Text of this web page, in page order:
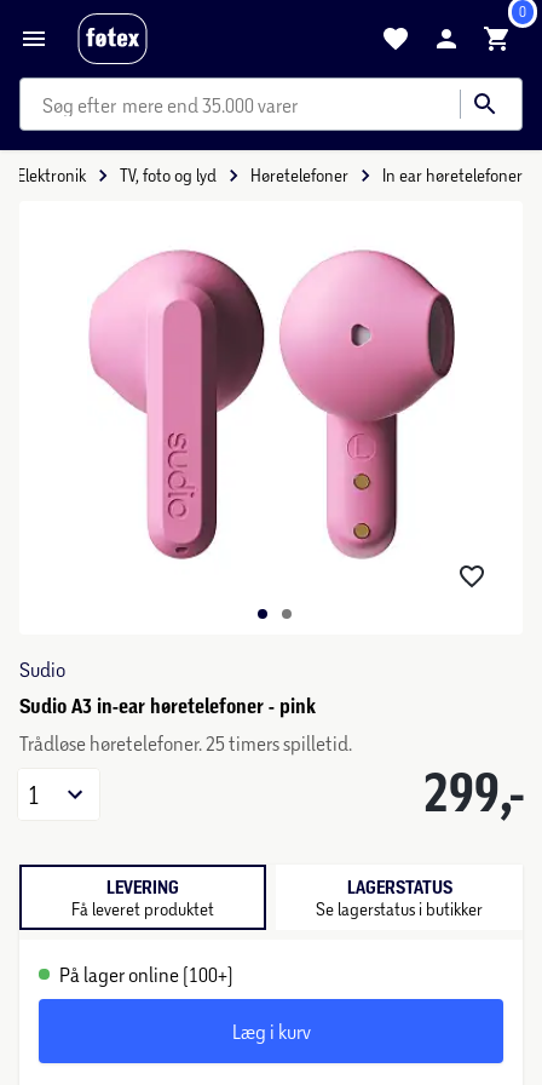
0
mere end 35.000 varer
Elektronik TV, foto og lyd Høretelefoner In ear høretelefoner
Sudio
Sudio A3 in-ear høretelefoner - pink
Trådløse høretelefoner. 25 timers spilletid.
299,-
1
LEVERING
Få leveret produktet
LAGERSTATUS
Se lagerstatus i butikker
På lager online (100+)
Læg i kurv